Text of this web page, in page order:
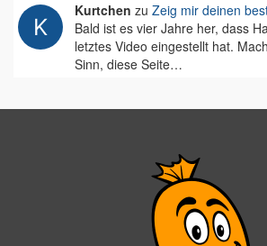
Kurtchen zu Zeig mir deinen
Bald ist es vier Jahre her, dass
letztes Video eingestellt hat.
Sinn, diese Seite…